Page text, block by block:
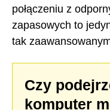
połączeniu z
zapasowych to
tak
Czy
komputer